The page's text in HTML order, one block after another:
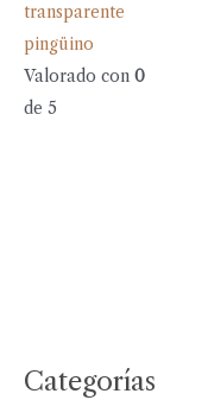
transparente
pingüino
Valorado con 0
de 5
Categorías